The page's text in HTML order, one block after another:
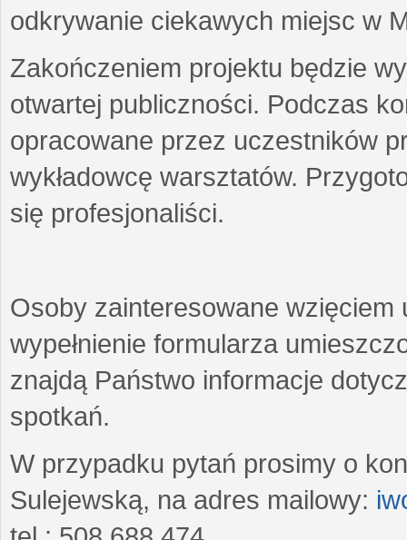
odkrywanie ciekawych miejsc w
Zakończeniem projektu będzie
otwartej publiczności. Podczas
opracowane przez uczestników
wykładowcę warsztatów.
się profesjonaliści.
Osoby zainteresowane wzięciem
wypełnienie formularza
znajdą Państwo informacje
spotkań.
W przypadku pytań prosimy o
Sulejewską, na adres mailowy: